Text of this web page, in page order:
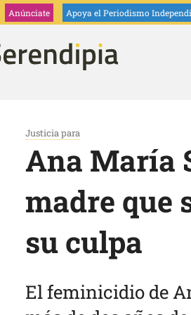
Anúnciate Apoya el Periodismo
Justicia para
Ana María
madre que
su culpa
El feminicidio de